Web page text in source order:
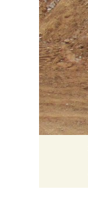
Zum
Inhalt
springen